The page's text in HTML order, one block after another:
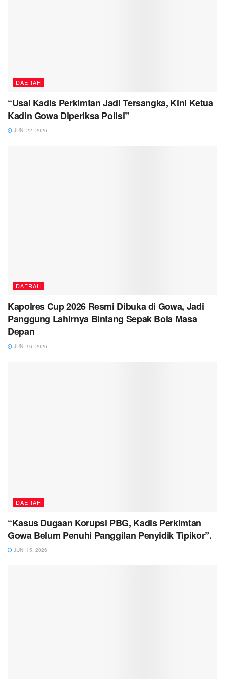
DAERAH
“Usai Kadis Perkimtan Jadi Tersangka, Kini Ketua
Kadin Gowa Diperiksa Polisi”
JUNI 22, 2026
DAERAH
Kapolres Cup 2026 Resmi Dibuka di Gowa, Jadi
Panggung Lahirnya Bintang Sepak Bola Masa
Depan
JUNI 16, 2026
DAERAH
“Kasus Dugaan Korupsi PBG, Kadis Perkimtan
Gowa Belum Penuhi Panggilan Penyidik Tipikor”.
JUNI 15, 2026